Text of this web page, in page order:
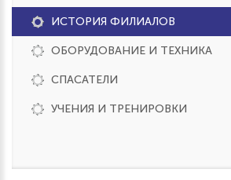
ИСТОРИЯ ФИЛИАЛОВ
ОБОРУДОВАНИЕ И ТЕХНИКА
СПАСАТЕЛИ
УЧЕНИЯ И ТРЕНИРОВКИ